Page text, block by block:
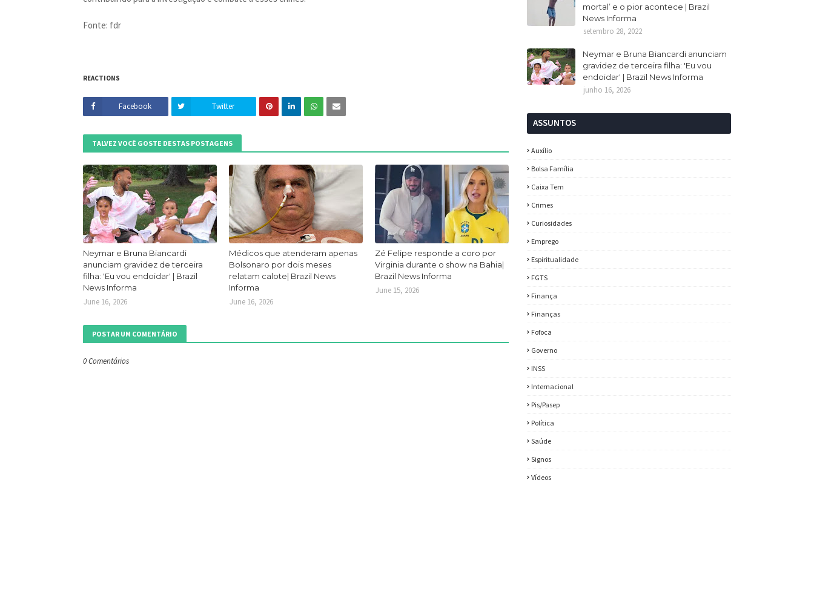
Fonte: fdr
REACTIONS
Facebook Twitter
TALVEZ VOCÊ GOSTE DESTAS POSTAGENS
Neymar e Bruna Biancardi
anunciam gravidez de terceira
filha: 'Eu vou endoidar' | Brazil
News Informa
June 16, 2026
Médicos que atenderam apenas
Bolsonaro por dois meses
relatam calote| Brazil News
Informa
June 16, 2026
Zé Felipe responde a coro por
Virginia durante o show na Bahia|
Brazil News Informa
June 15, 2026
POSTAR UM COMENTÁRIO
0 Comentários
mortal’ e o pior acontece | Brazil
News Informa
setembro 28, 2022
Neymar e Bruna Biancardi anunciam
gravidez de terceira filha: 'Eu vou
endoidar' | Brazil News Informa
junho 16, 2026
ASSUNTOS
Auxílio
Bolsa Família
Caixa Tem
Crimes
Curiosidades
Emprego
Espiritualidade
FGTS
Finança
Finanças
Fofoca
Governo
INSS
Internacional
Pis/Pasep
Política
Saúde
Signos
Vídeos